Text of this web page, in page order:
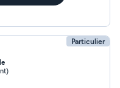
Particulier